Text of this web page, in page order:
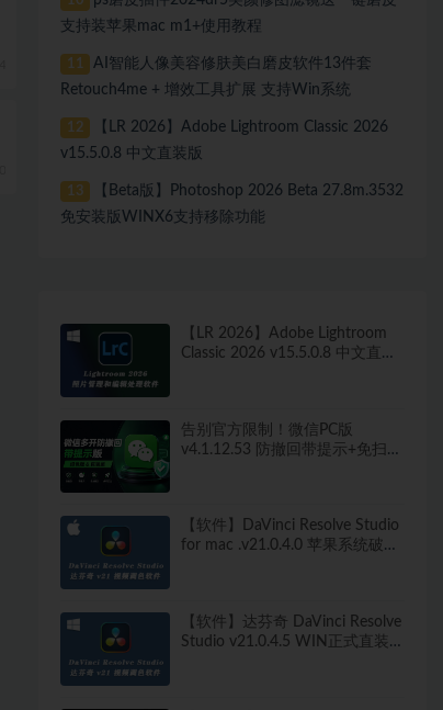
支持装苹果mac m1+使用教程
11
AI智能人像美容修肤美白磨皮软件13件套
Retouch4me + 增效工具扩展 支持Win系统
12
【LR 2026】Adobe Lightroom Classic 2026
v15.5.0.8 中文直装版
13
【Beta版】Photoshop 2026 Beta 27.8m.3532
免安装版WINX6支持移除功能
【LR 2026】Adobe Lightroom
Classic 2026 v15.5.0.8 中文直装
告别官方限制！微信PC版
v4.1.12.53 防撤回带提示+免扫码
【软件】DaVinci Resolve Studio
for mac .v21.0.4.0 苹果系统破解
【软件】达芬奇 DaVinci Resolve
Studio v21.0.4.5 WIN正式直装